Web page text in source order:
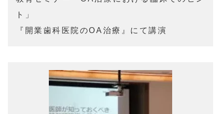
ト」
『開業歯科医院のOA治療』にて講演